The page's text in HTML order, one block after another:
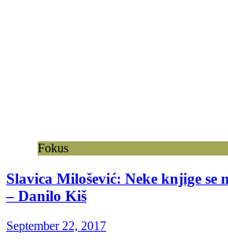
Fokus
Slavica Milošević: Neke knjige se
– Danilo Kiš
September 22, 2017